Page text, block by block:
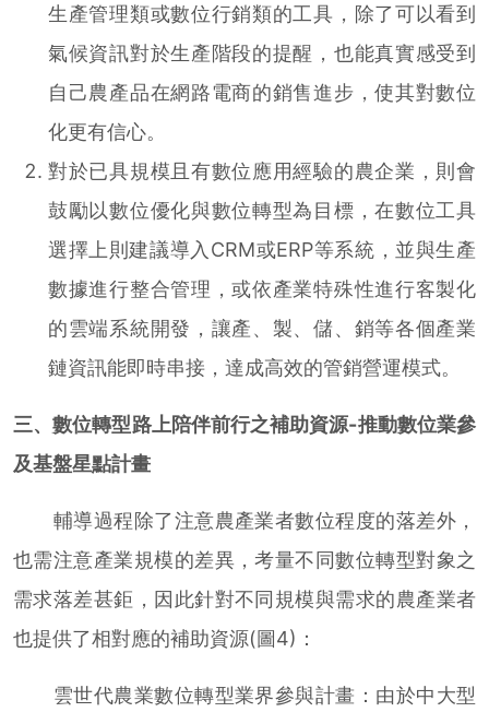
生產管理類或數位行銷類的工具，除了可以看到
氣候資訊對於生產階段的提醒，也能真實感受到
自己農產品在網路電商的銷售進步，使其對數位
化更有信心。
對於已具規模且有數位應用經驗的農企業，則會
鼓勵以數位優化與數位轉型為目標，在數位工具
選擇上則建議導入CRM或ERP等系統，並與生產
數據進行整合管理，或依產業特殊性進行客製化
的雲端系統開發，讓產、製、儲、銷等各個產業
鏈資訊能即時串接，達成高效的管銷營運模式。
三、數位轉型路上陪伴前行之補助資源-推動數位業參
及基盤星點計畫
輔導過程除了注意農產業者數位程度的落差外，
也需注意產業規模的差異，考量不同數位轉型對象之
需求落差甚鉅，因此針對不同規模與需求的農產業者
也提供了相對應的補助資源(圖4)：
雲世代農業數位轉型業界參與計畫：由於中大型